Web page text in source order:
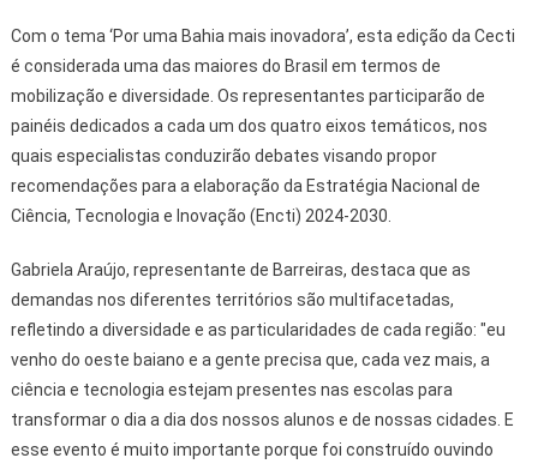
Com o tema ‘Por uma Bahia mais inovadora’, esta edição da Cecti
é considerada uma das maiores do Brasil em termos de
mobilização e diversidade. Os representantes participarão de
painéis dedicados a cada um dos quatro eixos temáticos, nos
quais especialistas conduzirão debates visando propor
recomendações para a elaboração da Estratégia Nacional de
Ciência, Tecnologia e Inovação (Encti) 2024-2030.
Gabriela Araújo, representante de Barreiras, destaca que as
demandas nos diferentes territórios são multifacetadas,
refletindo a diversidade e as particularidades de cada região: "eu
venho do oeste baiano e a gente precisa que, cada vez mais, a
ciência e tecnologia estejam presentes nas escolas para
transformar o dia a dia dos nossos alunos e de nossas cidades. E
esse evento é muito importante porque foi construído ouvindo